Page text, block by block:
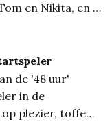
en Nikita, en je
op
de '48 uur'
in de
plezier, toffe
Denk